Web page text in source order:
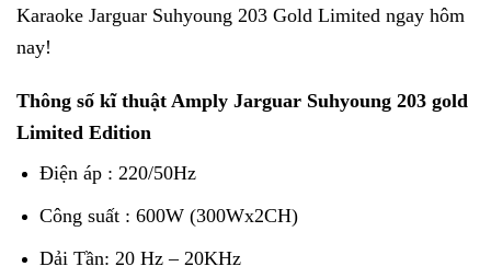
Karaoke Jarguar Suhyoung 203 Gold Limited ngay hôm
nay!
Thông số kĩ thuật Amply Jarguar Suhyoung 203 gold
Limited Edition
Điện áp : 220/50Hz
Công suất : 600W (300Wx2CH)
Dải Tần: 20 Hz – 20KHz